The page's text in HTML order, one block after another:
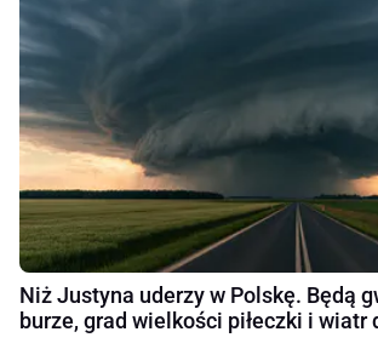
Niż Justyna uderzy w Polskę. Będą
burze, grad wielkości piłeczki i wiatr